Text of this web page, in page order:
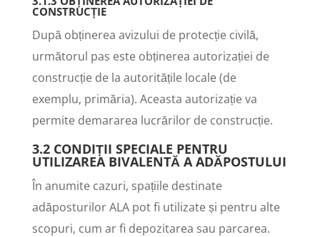
CONSTRUCȚIE
După obținerea avizului de protecție civilă,
următorul pas este obținerea autorizației de
construcție de la autoritățile locale (de
exemplu, primăria). Aceasta autorizație va
permite demararea lucrărilor de construcție.
3.2 CONDIȚII SPECIALE PENTRU
UTILIZAREA BIVALENTĂ A ADĂPOSTULUI
În anumite cazuri, spațiile destinate
adăposturilor ALA pot fi utilizate și pentru alte
scopuri, cum ar fi depozitarea sau parcarea.